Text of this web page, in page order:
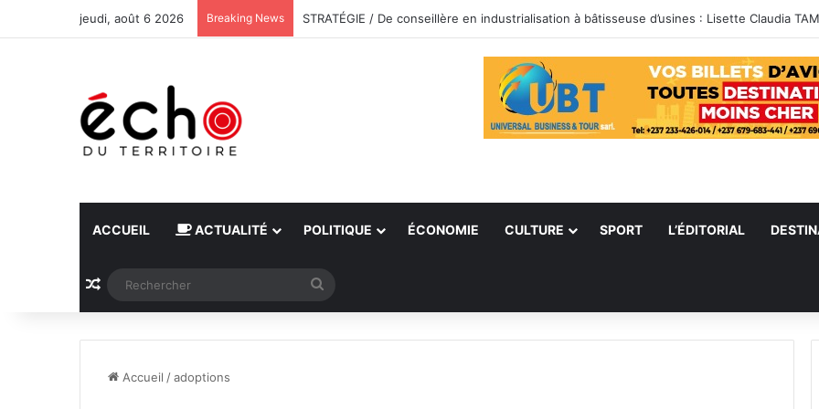
jeudi, août 6 2026 Breaking News
ACCUEIL ACTUALITÉ POLITIQUE ÉCONOMIE CULTURE SPORT L’ÉDITORIAL
Article Aléatoire
Accueil /adoptions